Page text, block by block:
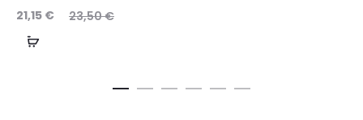
23,50€
21,15 €